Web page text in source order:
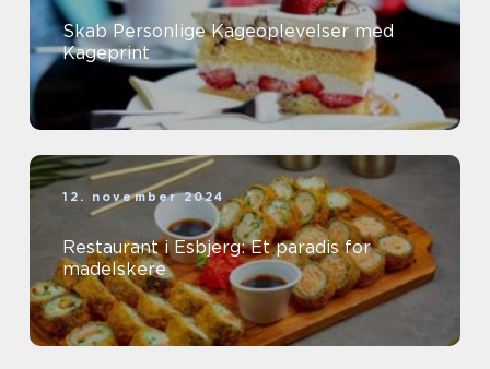
Skab Personlige Kageoplevelser med
Kageprint
12. november 2024
Restaurant i Esbjerg: Et paradis for
madelskere